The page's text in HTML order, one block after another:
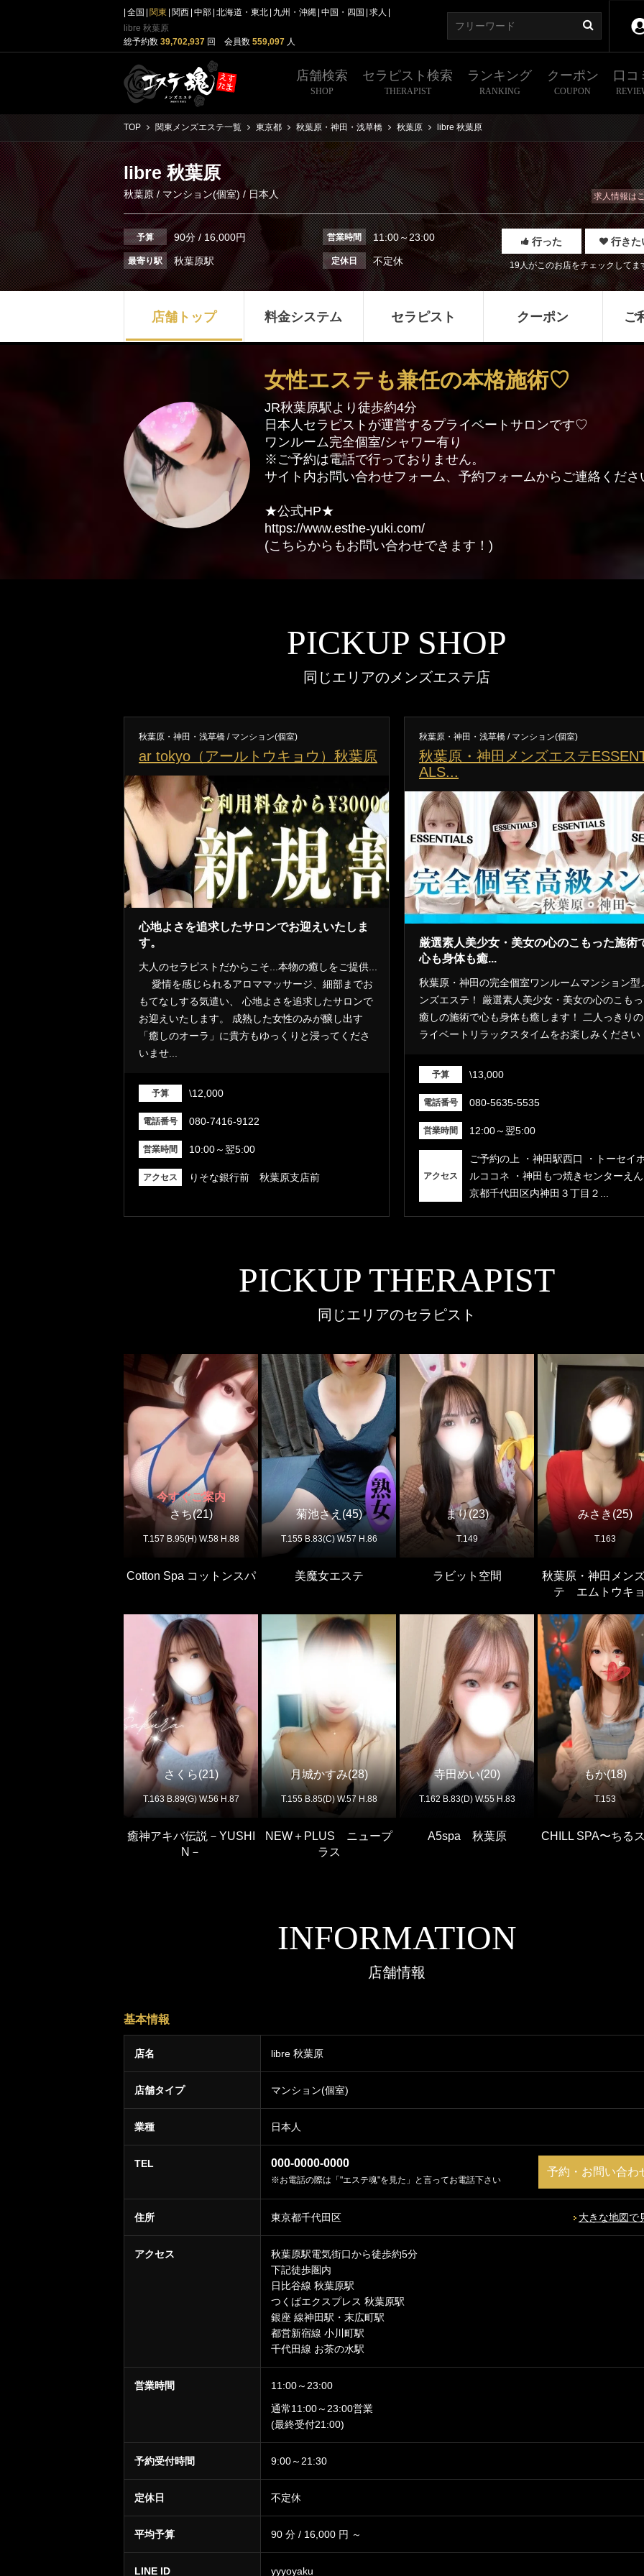
全国 関東 関西 中部 北海道・東北 九州・沖縄 中国・四国
求人
libre 秋葉原
総予約数 39,702,937 回 会員数 559,097 人
店舗検索
SHOP
セラピスト検索
THERAPIST
ランキング
RANKING
クーポン
COUPON
口コ
TOP 関東メンズエステ一覧 東京都 秋葉原・神田・浅草橋 秋葉原 libre 秋葉原
libre 秋葉原
秋葉原/マンション(個室)/ 日本人
予算 90分 / 16,000円 営業時間 11:00～23:00
最寄り駅 秋葉原駅 定休日 不定休
行った 行きた
19人がこのお店をチェックしてま
求人情報は
店舗トップ 料金システム セラピスト クーポン ご
女性エステも兼任の本格施術♡
JR秋葉原駅より徒歩約4分
日本人セラピストが運営するプライベートサロンです♡
ワンルーム完全個室/シャワー有り
※ご予約は電話で行っておりません。
サイト内お問い合わせフォーム、予約フォームからご連絡くださ
★公式HP★
https://www.esthe-yuki.com/
(こちらからもお問い合わせできます！)
PICKUP SHOP
同じエリアのメンズエステ店
秋葉原・神田・浅草橋 / マンション(個室)
ar tokyo（アールトウキョウ）秋葉原
心地よさを追求したサロンでお迎えいたしま
す。
大人のセラピストだからこそ...本物の癒しをご提供...
愛情を感じられるアロママッサージ、細部までお
もてなしする気遣い、 心地よさを追求したサロンで
お迎えいたします。 成熟した女性のみが醸し出す
「癒しのオーラ」に貴方もゆっくりと浸ってくださ
いませ...
予算 \12,000
電話番号 080-7416-9122
営業時間 10:00～翌5:00
アクセス りそな銀行前 秋葉原支店前
秋葉原・神田・浅草橋 / マンション(個室)
秋葉原・神田メンズエステ
ALS...
厳選素人美少女・美女の心のこもった施術
心も身体も癒...
秋葉原・神田の完全個室ワンルームマンション型
ンズエステ！ 厳選素人美少女・美女の心のこも
癒しの施術で心も身体も癒します！ 二人っきり
ライベートリラックスタイムをお楽しみください
予算 \13,000
電話番号 080-5635-5535
営業時間 12:00～翌5:00
アクセス
ご予約の上 ・神田駅西口 ・トーセイ
ルココネ ・神田もつ焼きセンターえ
京都千代田区内神田３丁目２...
PICKUP THERAPIST
同じエリアのセラピスト
今すぐご案内
さち(21)
T.157 B.95(H) W.58 H.88
Cotton Spa コットンスパ
菊池さえ(45)
T.155 B.83(C) W.57 H.86
美魔女エステ
まり(23)
T.149
ラビット空間
みさき(25)
T.163
秋葉原・神田メン
テ エムトウキ
さくら(21)
T.163 B.89(G) W.56 H.87
癒神アキバ伝説－YUSHI
N－
月城かすみ(28)
T.155 B.85(D) W.57 H.88
NEW＋PLUS ニュープ
ラス
寺田めい(20)
T.162 B.83(D) W.55 H.83
A5spa 秋葉原
もか(18)
T.153
CHILL SPA〜ちる
INFORMATION
店舗情報
基本情報
店名 libre 秋葉原
店舗タイプ マンション(個室)
業種 日本人
TEL 000-0000-0000
※お電話の際は「"エステ魂"を見た」と言ってお電話下さい
予約・お問い合わ
住所 東京都千代田区 大きな地図で
アクセス
秋葉原駅電気街口から徒歩約5分
下記徒歩圏内
日比谷線 秋葉原駅
つくばエクスプレス 秋葉原駅
銀座 線神田駅・末広町駅
都営新宿線 小川町駅
千代田線 お茶の水駅
営業時間
11:00～23:00
通常11:00～23:00営業
(最終受付21:00)
予約受付時間 9:00～21:30
定休日 不定休
平均予算 90 分 / 16,000 円 ～
LINE ID yyyoyaku